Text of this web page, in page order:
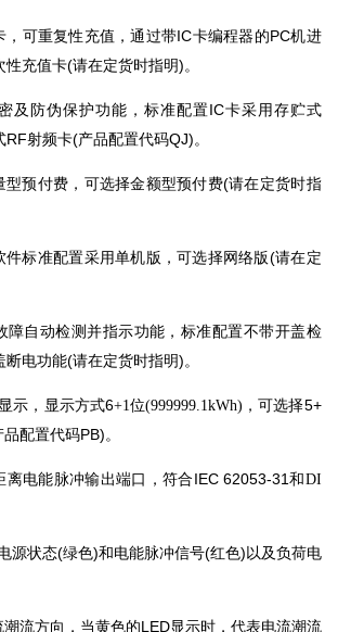
，可重复性充值，通过带IC卡编程器的PC机进
充值卡(请在定货时指明)。
及防伪保护功能，标准配置IC卡采用存贮式
射频卡(产品配置代码QJ)。
型预付费，可选择金额型预付费(请在定货时指
件标准配置采用单机版，可选择网络版(请在定
障自动检测并指示功能，标准配置不带开盖检
断电功能(请在定货时指明)。
示，显示方式6+1位(999999.1kWh) ，可选择5+
配置代码PB)。
离电能脉冲输出端口，符合IEC 62053-31和DI
源状态(绿色)和电能脉冲信号(红色)以及负荷电
潮流方向，当黄色的LED显示时，代表电流潮流